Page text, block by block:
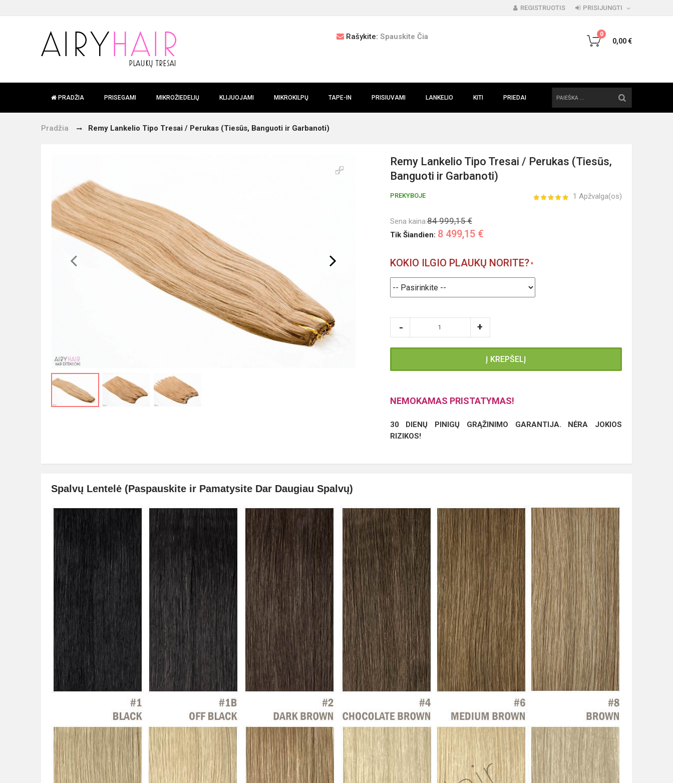
REGISTRUOTIS PRISIJUNGTI
Rašykite: Spauskite Čia 0
0,00 €
PRADŽIA PRISEGAMI MIKROŽIEDELIŲ KLIJUOJAMI MIKROKILPŲ TAPE-IN PRISIUVAMI LANKELIO KITI PRIEDAI
Pradžia Remy Lankelio Tipo Tresai / Perukas (Tiesūs, Banguoti ir Garbanoti)
Remy Lankelio Tipo Tresai / Perukas (Tiesūs,
Banguoti ir Garbanoti)
1 Apžvalga(os)
PREKYBOJE
Sena kaina:84 999,15 €
Tik Šiandien: 8 499,15 €
KOKIO ILGIO PLAUKŲ NORITE?
Į KREPŠELĮ
NEMOKAMAS PRISTATYMAS!
30 DIENŲ PINIGŲ GRĄŽINIMO GARANTIJA. NĖRA JOKIOS
RIZIKOS!
Spalvų Lentelė (Paspauskite ir Pamatysite Dar Daugiau Spalvų)